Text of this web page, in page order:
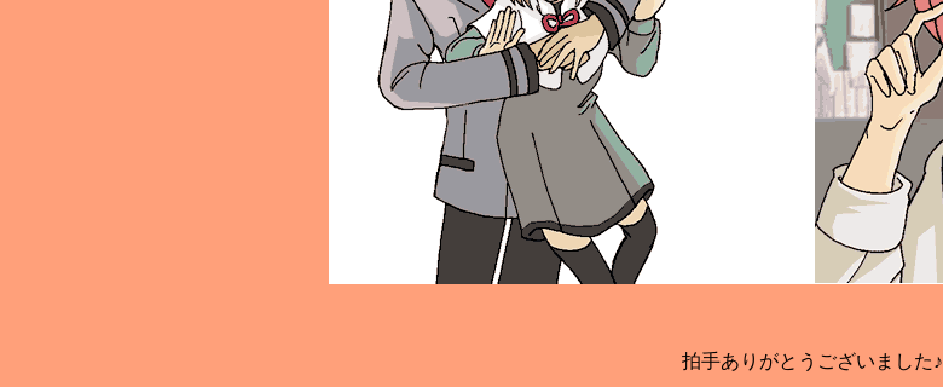
拍手ありがとうございました♪